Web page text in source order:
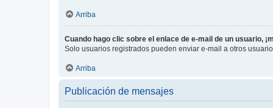
Arriba
Cuando hago clic sobre el enlace de e-mail de un usuario,
Solo usuarios registrados pueden enviar e-mail a otros
Arriba
Publicación de mensajes